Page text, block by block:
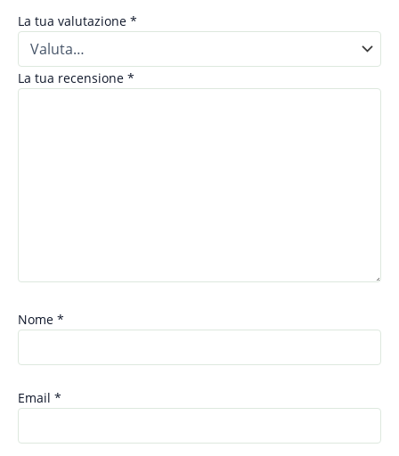
La tua valutazione *
La tua recensione *
Nome *
Email *